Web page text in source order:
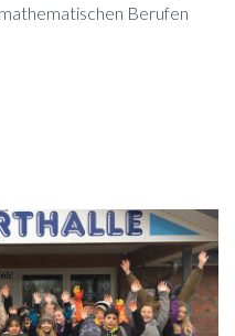
Be­ru­fen